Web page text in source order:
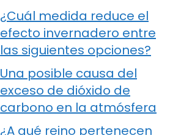
¿Cuál medida reduce el
efecto invernadero entre
las siguientes opciones?
Una posible causa del
exceso de dióxido de
carbono en la atmósfera
¿A qué reino pertenecen